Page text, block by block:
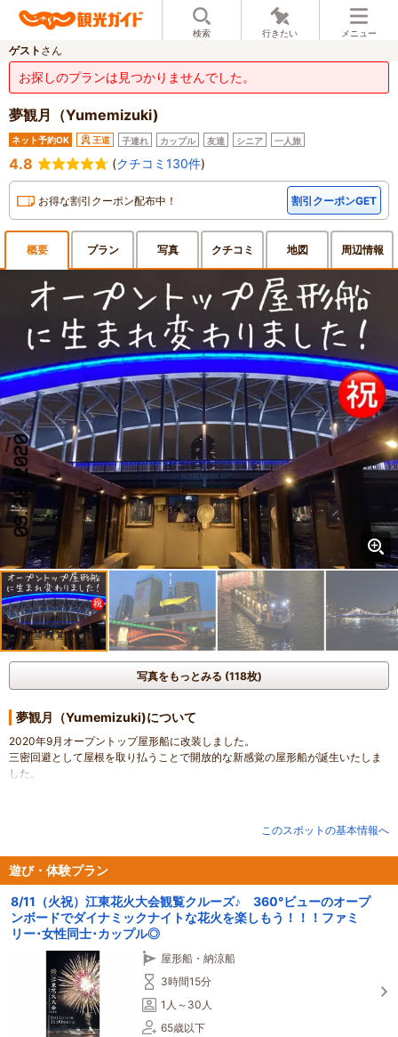
検索 行きたい メニュー
ゲスト さん
お探しのプランは見つかりませんでした。
夢観月（Yumemizuki)
ネット予約OK 王道 子連れ カップル 友達 シニア 一人旅
4.8 (クチコミ130件)
お得な割引クーポン配布中！ 割引クーポンGET
概要 プラン 写真 クチコミ 地図 周辺情報
写真をもっとみる (118枚)
夢観月（Yumemizuki)について
2020年9月オープントップ屋形船に改装しました。
三密回避として屋根を取り払うことで開放的な新感覚の屋形船が誕生いたしま
した。
お花見、花火クルーズ、飲食のお持ち込み宴会プランなど、少人数での貸切り
や遊覧クルーズに最適。
その他リクエスト等ございましたら、お気軽にご相談下さい。
TEL : 080-6896-4126
2020年の新企画 「豊洲市場の見学ツアーと屋形船」 「船上LIVE」
など、様々な団体とコラボレーションした企画をお楽しみ下さい！！
貸切りクルーズも行っております。年中無休
【お問合せ】080-6896-4126
このスポットの基本情報へ
遊び・体験プラン
8/11（火祝）江東花火大会観覧クルーズ♪ 360°ビューのオープ
ンボードでダイナミックナイトな花火を楽しもう！！！ファミ
リー･女性同士･カップル◎
屋形船・納涼船
3時間15分
1人～30人
65歳以下